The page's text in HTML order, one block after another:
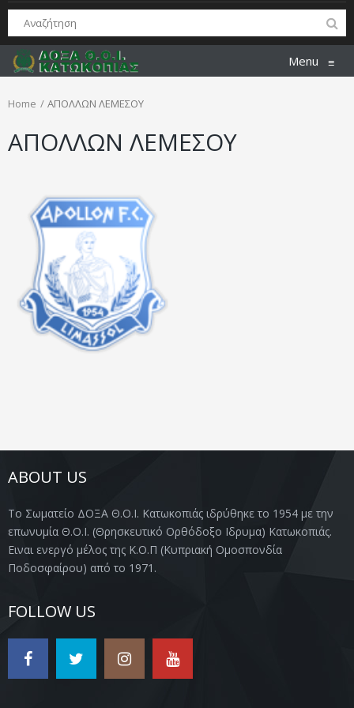
Menu ≡
Home ΑΠΟΛΛΩΝ ΛΕΜΕΣΟΥ
ΑΠΟΛΛΩΝ ΛΕΜΕΣΟΥ
ABOUT US
Το Σωματείο ΔΟΞΑ Θ.Ο.Ι. Κατωκοπιάς ιδρύθηκε το 1954 με την
επωνυμία Θ.Ο.Ι. (Θρησκευτικό Ορθόδοξο Ιδρυμα) Κατωκοπιάς.
Ειναι ενεργό μέλος της Κ.Ο.Π (Κυπριακή Ομοσπονδία
Ποδοσφαίρου) από το 1971.
FOLLOW US